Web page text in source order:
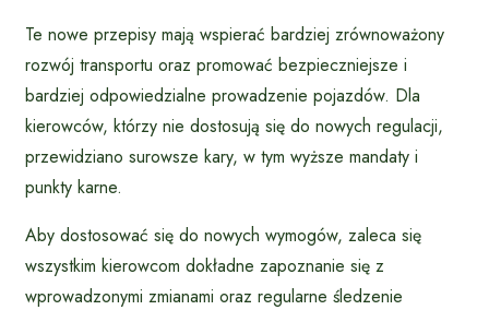
Te nowe przepisy mają wspierać bardziej zrównoważony
rozwój transportu oraz promować bezpieczniejsze i
bardziej odpowiedzialne prowadzenie pojazdów. Dla
kierowców, którzy nie dostosują się do nowych regulacji,
przewidziano surowsze kary, w tym wyższe mandaty i
punkty karne.
Aby dostosować się do nowych wymogów, zaleca się
wszystkim kierowcom dokładne zapoznanie się z
wprowadzonymi zmianami oraz regularne śledzenie